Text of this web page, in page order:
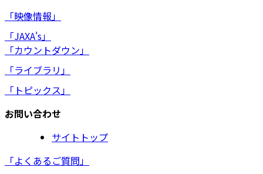
「映像情報」
「JAXA's」
「カウントダウン」
「ライブラリ」
「トピックス」
お問い合わせ
サイトトップ
「よくあるご質問」